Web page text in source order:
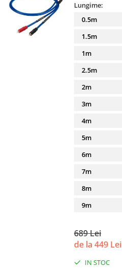
Lungime:
0.5m
1.5m
1m
2.5m
2m
3m
4m
5m
6m
7m
8m
9m
689 Lei
de la 449 Lei
IN STOC